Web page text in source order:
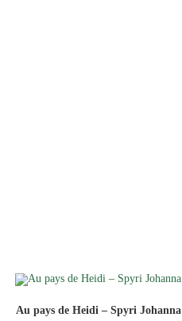
Au pays de Heidi – Spyri Johanna